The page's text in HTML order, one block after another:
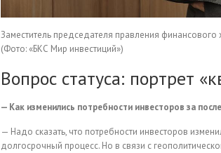
Заместитель председателя правления
(Фото: «БКС Мир инвестиций»)
Вопрос статуса: портрет
— Как изменились потребности инвесторов за
— Надо сказать, что потребности инвесторов
долгосрочный процесс. Но в связи с